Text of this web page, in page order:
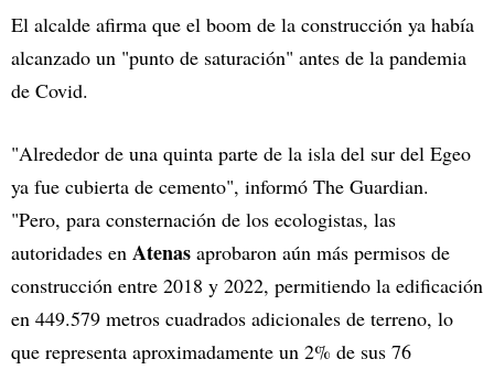
El alcalde afirma que el boom de la construcción ya había
alcanzado un "punto de saturación" antes de la pandemia
de Covid.
"Alrededor de una quinta parte de la isla del sur del Egeo
ya fue cubierta de cemento", informó The Guardian.
"Pero, para consternación de los ecologistas, las
autoridades en Atenas aprobaron aún más permisos de
construcción entre 2018 y 2022, permitiendo la edificación
en 449.579 metros cuadrados adicionales de terreno, lo
que representa aproximadamente un 2% de sus 76